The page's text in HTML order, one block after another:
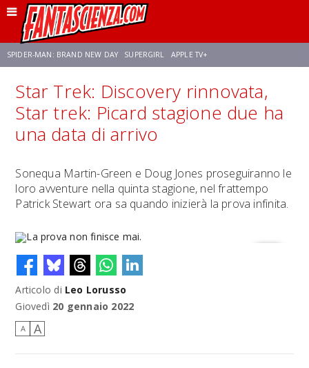
SPIDER-MAN: BRAND NEW DAY SUPERGIRL APPLE TV+
FRANCO RICCIARDIELLO ZENDAYA STAR TREK AVENGERS: DOOMSDAY
Star Trek: Discovery rinnovata,
Star trek: Picard stagione due ha
una data di arrivo
Sonequa Martin-Green e Doug Jones proseguiranno le
loro avventure nella quinta stagione, nel frattempo
Patrick Stewart ora sa quando inizierà la prova infinita.
La prova non finisce mai.
Articolo di Leo Lorusso
Giovedì 20 gennaio 2022
A A